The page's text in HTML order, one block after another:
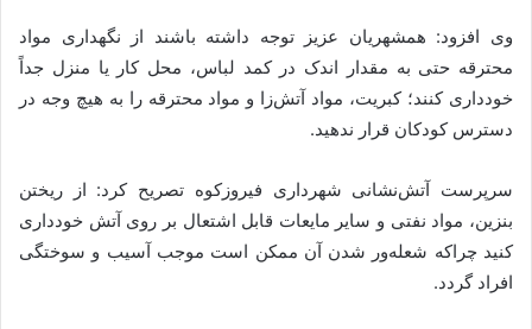
وی افزود: همشهریان عزیز توجه داشته باشند از نگهداری مواد
محترقه حتی به مقدار اندک در کمد لباس، محل کار یا منزل جداً
خودداری کنند؛ کبریت، مواد آتش‌زا و مواد محترقه را به هیچ وجه در
دسترس کودکان قرار ندهید.
سرپرست آتش‌نشانی شهرداری فیروزکوه تصریح کرد: از ریختن
بنزین، مواد نفتی و سایر مایعات قابل اشتعال بر روی آتش خودداری
کنید چراکه شعله‌ور شدن آن ممکن است موجب آسیب و سوختگی
افراد گردد.